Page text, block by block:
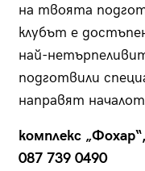
на твоята
клубът е
най-
подготвили
направят
комплекс „Фохар“
087 739 0490